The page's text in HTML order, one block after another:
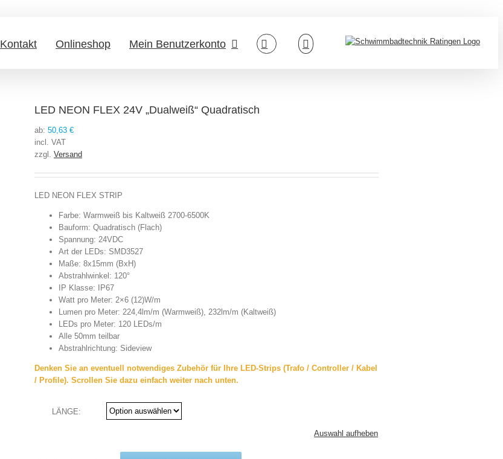
Kontakt Onlineshop Mein Benutzerkonto
LED NEON FLEX 24V „Dualweiß“ Quadratisch
ab: 50,63 €
incl. VAT
zzgl. Versand
LED NEON FLEX STRIP
Farbe: Warmweiß bis Kaltweiß 2700-6500K
Bauform: Quadratisch (Flach)
Spannung: 24VDC
Art der LEDs: SMD3527
Maße: 8x15mm (BxH)
Abstrahlwinkel: 120°
IP Klasse: IP67
Watt pro Meter: 2×6 (12)W/m
Lumen pro Meter: 224,4lm/m (Warmweiß), 232lm/m (Kaltweiß)
LEDs pro Meter: 120 LEDs/m
Alle 50mm teilbar
Abstrahlrichtung: Sideview
Denken Sie an eventuell notwendiges Zubehör für Ihre LED-Strips (Trafo / Controller / Kabel
/ Profile). Scrollen Sie dazu einfach weiter nach unten.
LÄNGE:
Auswahl aufheben